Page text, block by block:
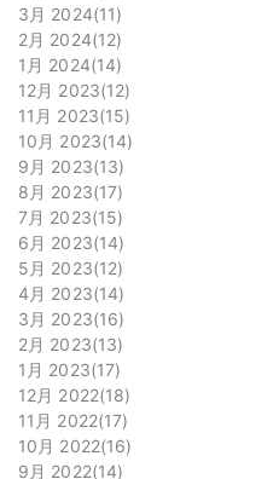
3月 2024 11
2月 2024 12
1月 2024 14
12月 2023 12
11月 2023 15
10月 2023 14
9月 2023 13
8月 2023 17
7月 2023 15
6月 2023 14
5月 2023 12
4月 2023 14
3月 2023 16
2月 2023 13
1月 2023 17
12月 2022 18
11月 2022 17
10月 2022 16
9月 2022 14